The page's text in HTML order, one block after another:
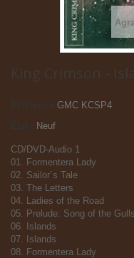
King Crimson -
Référence
GMC KCSP4
Neuf
CD/DVD-Audio 1
01. Formentera Lady
02. Sailor´s Tale
03. The Letters
04. Ladies of the Road
05. Prelude: Song of the Gulls
06. Islands
07. Islands
08. Formentera Lady